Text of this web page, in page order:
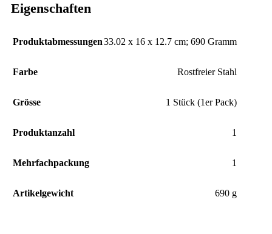
Eigenschaften
Produktabmessungen‎33.02 x 16 x 12.7 cm; 690 Gramm
Farbe ‎Rostfreier Stahl
Grösse ‎1 Stück (1er Pack)
Produktanzahl ‎1
Mehrfachpackung ‎1
Artikelgewicht ‎690 g